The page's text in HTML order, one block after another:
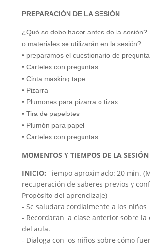
PREPARACIÓN DE LA SESIÓN
¿Qué se debe hacer antes de la sesión?
o materiales se utilizarán en la sesión?
• preparamos el cuestionario de
• Carteles con preguntas.
• Cinta masking tape
• Pizarra
• Plumones para pizarra o tizas
• Tira de papelotes
• Plumón para papel
• Carteles con preguntas
MOMENTOS Y TIEMPOS DE LA SESIÓN
INICIO: Tiempo aproximado: 20 min.
recuperación de saberes previos y
Propósito del aprendizaje)
- Se saludara cordialmente a los niños
- Recordaran la clase anterior sobre la
del aula.
- Dialoga con los niños sobre cómo